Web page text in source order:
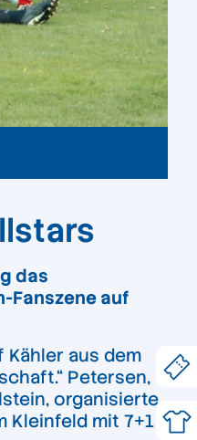
das
Fanszene auf
Kähler aus dem
Petersen,
organisierte
Kleinfeld mit 7+1